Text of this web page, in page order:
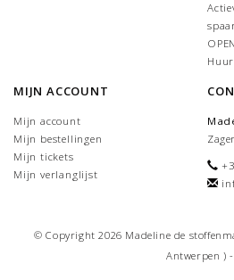
MIJN ACCOUNT
Mijn account
Mijn bestellingen
Mijn tickets
Mijn verlanglijst
© Copyright 2026 Madeline de
Antwerpen ) -